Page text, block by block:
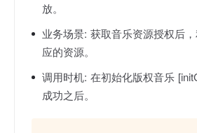
放。
业务场景: 获取音乐资源授权后
应的资源。
调用时机: 在初始化版权音乐
成功之后。